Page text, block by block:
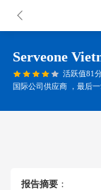
Serveone
活跃值81
国际公司供应商 ，最后
报告摘要 ：